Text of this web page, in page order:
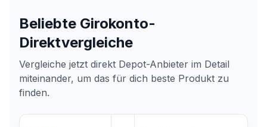
Beliebte Girokonto-
Direktvergleiche
Vergleiche jetzt direkt Depot-Anbieter im Detail
miteinander, um das für dich beste Produkt zu
finden.